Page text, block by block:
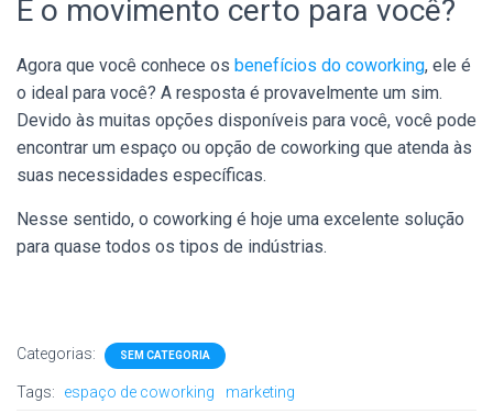
É o movimento certo para você?
Agora que você conhece os benefícios do coworking, ele é
o ideal para você? A resposta é provavelmente um sim.
Devido às muitas opções disponíveis para você, você pode
encontrar um espaço ou opção de coworking que atenda às
suas necessidades específicas.
Nesse sentido, o coworking é hoje uma excelente solução
para quase todos os tipos de indústrias.
Categorias: SEM CATEGORIA
Tags: espaço de coworking marketing